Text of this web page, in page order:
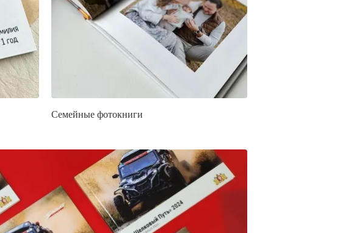
Семейные фотокниги